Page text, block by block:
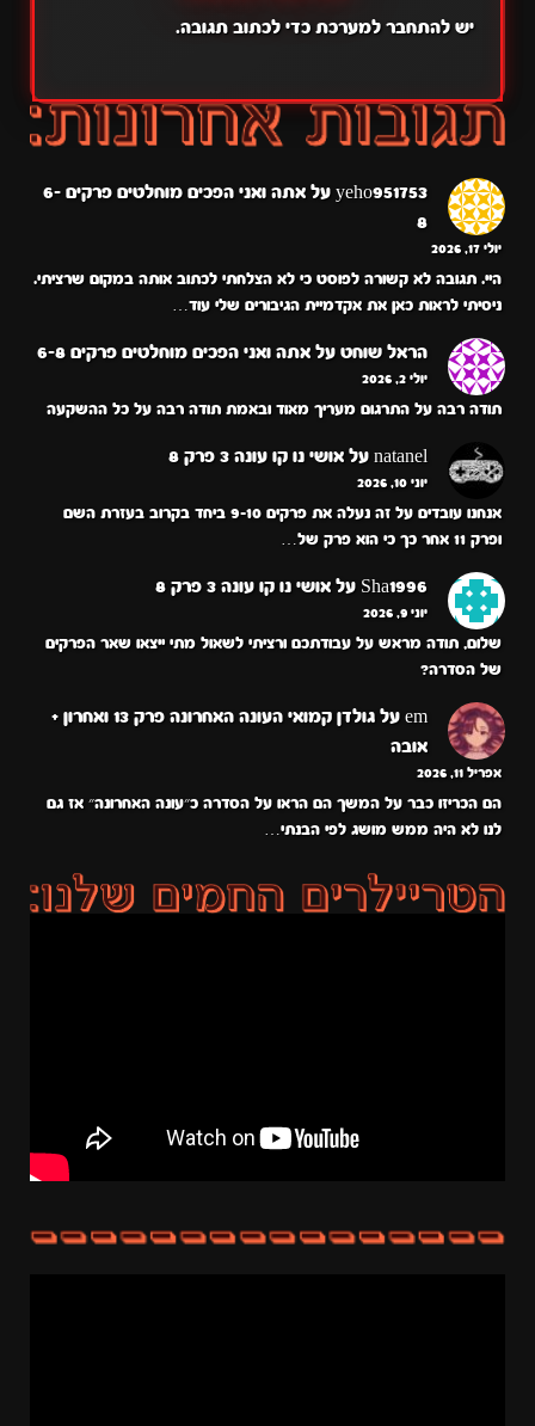
יש להתחבר למערכתכדי לכתוב תגובה.
yeho951753 על
אתה ואני הפכים מוחלטים פרקים 6-
8
יולי 17, 2026
היי. תגובה לא קשורה לפוסט כי לא הצלחתי לכתוב אותה במקום שרציתי.
ניסיתי לראות כאן את אקדמיית הגיבורים שלי עוד…
הראל שוחט על אתה ואני הפכים מוחלטים פרקים 6-8
יולי 2, 2026
תודה רבה על התרגום מעריך מאוד ובאמת תודה רבה על כל ההשקעה
natanel על אושי נו קו עונה 3 פרק 8
יוני 10, 2026
אנחנו עובדים על זה נעלה את פרקים 9-10 ביחד בקרוב בעזרת השם
ופרק 11 אחר כך כי הוא פרק של…
Sha1996 על אושי נו קו עונה 3 פרק 8
יוני 9, 2026
שלום, תודה מראש על עבודתכם ורציתי לשאול מתי ייצאו שאר הפרקים
של הסדרה?
em על
גולדן קמואי העונה האחרונה פרק 13 ואחרון +
אובה
אפריל 11, 2026
הם הכריזו כבר על המשך הם הראו על הסדרה כ״עונה האחרונה״ אז גם
לנו לא היה ממש מושג לפי הבנתי…